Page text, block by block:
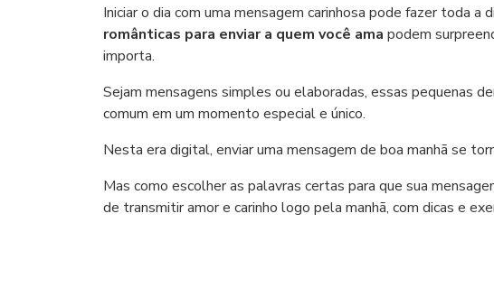
Iniciar o dia com uma mensagem carinhosa pode fazer toda a
românticas para enviar a quem você ama podem
importa.
Sejam mensagens simples ou elaboradas, essas pequenas
comum em um momento especial e único.
Nesta era digital, enviar uma mensagem de boa manhã se
Mas como escolher as palavras certas para que sua
de transmitir amor e carinho logo pela manhã, com dicas e